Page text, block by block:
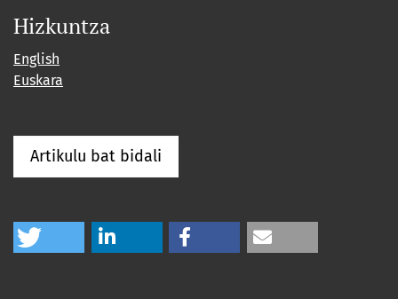
Hizkuntza
English
Euskara
Artikulu bat bidali